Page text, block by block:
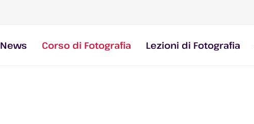
News Corso di Fotografia Lezioni di Fotografia